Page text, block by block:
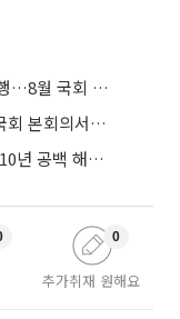
'선관위 특검' 합의했지만 '형소법'은 강행…8월 국회 '입법 2차전' 예고
주당 주도 통과
민주, 특별감찰관 후보에 최길수 추천…10년 공백 해소 속도
추가취재 원해요
0